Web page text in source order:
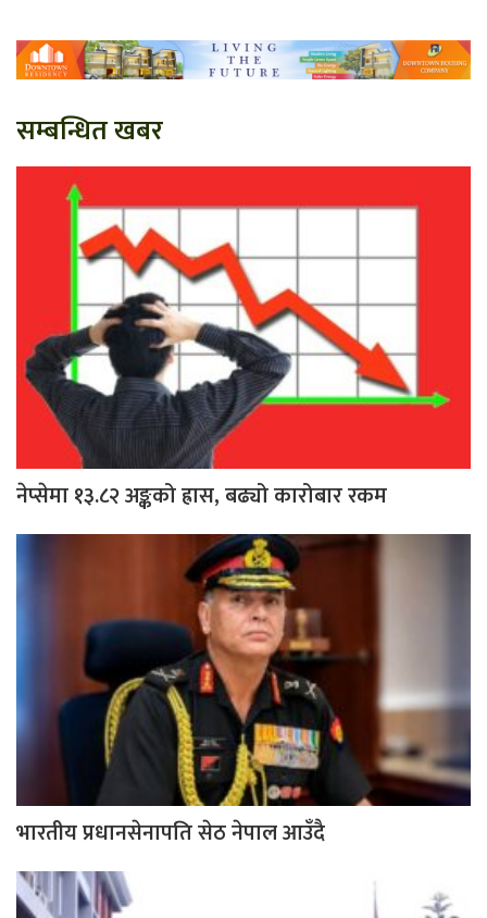
सम्बन्धित खबर
नेप्सेमा १३.८२ अङ्कको ह्रास, बढ्यो कारोबार रकम
भारतीय प्रधानसेनापति सेठ नेपाल आउँदै